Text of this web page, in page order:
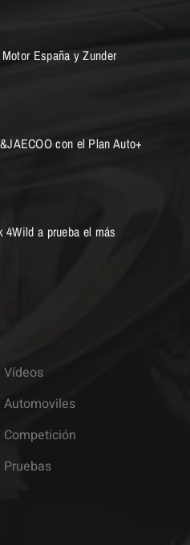
España y Zunder
con el Plan Auto+
4Wild a prueba el más
Vídeos
Automoviles
Competición
Pruebas